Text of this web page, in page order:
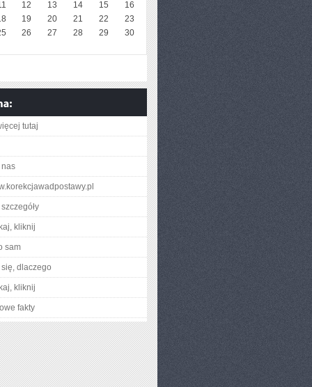
12 13 14 15
16
19 20 21 22
23
26 27 28 29 30
tutaj
kliknij
sam
dlaczego
kliknij
fakty